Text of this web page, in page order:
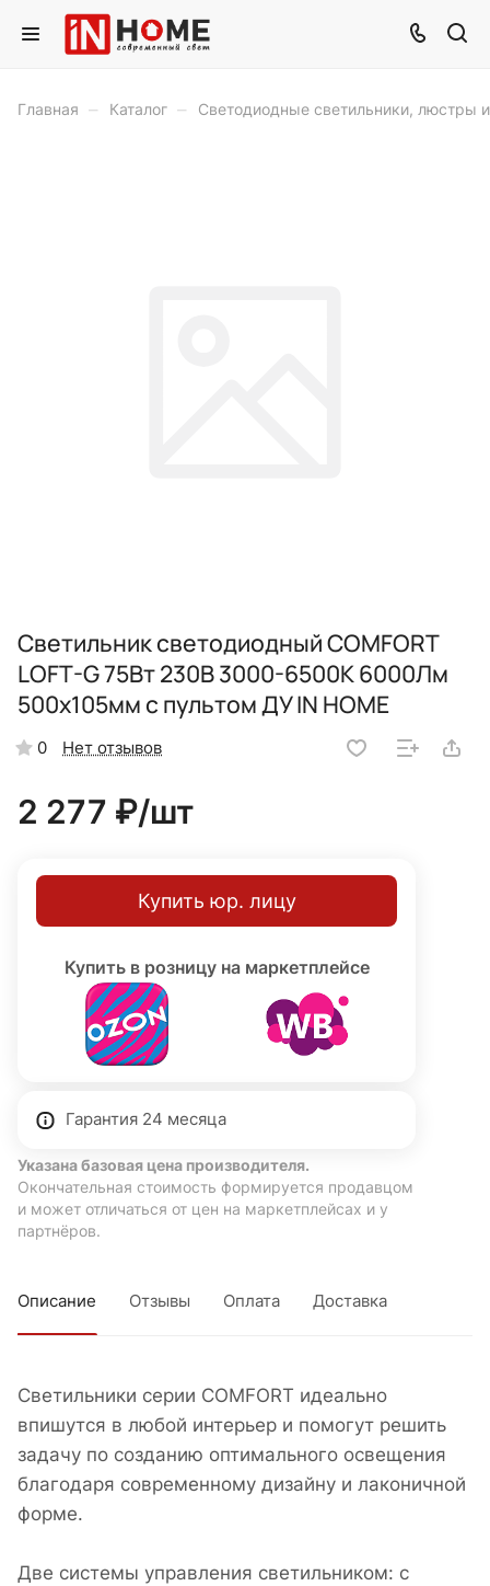
Главная – Каталог – Светодиодные светильники, люстры
Светильник светодиодный COMFORT
LOFT-G 75Вт 230В 3000-6500K 6000Лм
500x105мм с пультом ДУ IN HOME
0 Нет отзывов
2 277 ₽/шт
Купить юр. лицу
Купить в розницу на маркетплейсе
Гарантия 24 месяца
Указана базовая цена производителя.
Окончательная стоимость формируется продавцом
и может отличаться от цен на маркетплейсах и у
партнёров.
Описание Отзывы Оплата Доставка
Светильники серии COMFORT идеально
впишутся в любой интерьер и помогут решить
задачу по созданию оптимального освещения
благодаря современному дизайну и лаконичной
форме.
Две системы управления светильником: с